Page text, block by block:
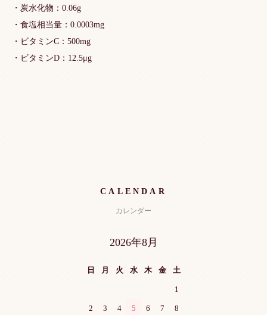
・炭水化物：0.06g
・食塩相当量：0.0003mg
・ビタミンC：500mg
・ビタミンD：12.5μg
CALENDAR
カレンダー
2026年8月
日 月 火 水 木 金 土
1
2 3 4 5 6 7 8